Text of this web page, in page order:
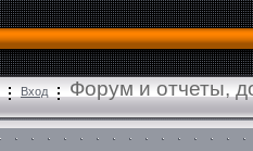
Вход
Форум и отчеты,